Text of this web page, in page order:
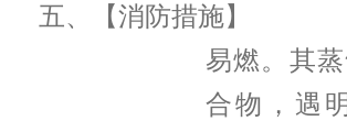
五、【消防措施】
易燃。其
合物，遇